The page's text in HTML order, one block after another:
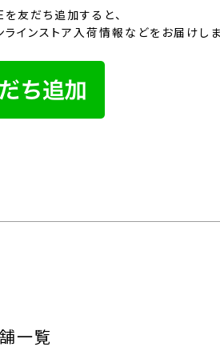
友だち追加すると、
インストア入荷情報などをお届けしま
一覧